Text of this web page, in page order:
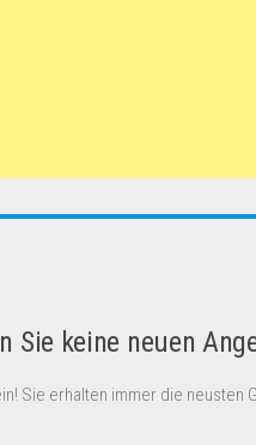
Sie keine neuen
Sie erhalten immer die neusten